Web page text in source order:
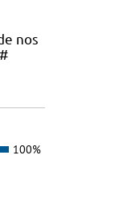
nos
100%